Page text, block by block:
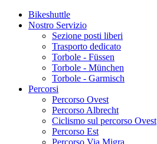
Bikeshuttle
Nostro Servizio
Sezione posti liberi
Trasporto dedicato
Torbole - Füssen
Torbole - München
Torbole - Garmisch
Percorsi
Percorso Ovest
Percorso Albrecht
Ciclismo sul percorso Ovest
Percorso Est
Percorso Via Migra